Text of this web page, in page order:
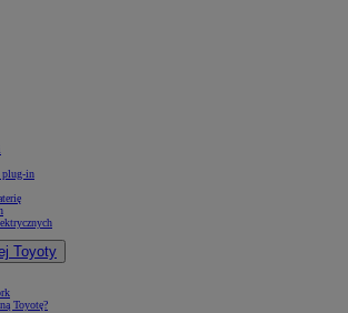
plug-in
Toyoty
Toyotę?